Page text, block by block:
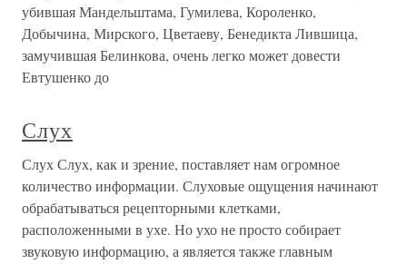
убившая Мандельштама, Гумилева, Короленко,
Добычина, Мирского, Цветаеву, Бенедикта Лившица,
замучившая Белинкова, очень легко может довести
Евтушенко до
Слух
Слух Слух, как и зрение, поставляет нам огромное
количество информации. Слуховые ощущения начинают
обрабатываться рецепторными клетками,
расположенными в ухе. Но ухо не просто собирает
звуковую информацию, а является также главным